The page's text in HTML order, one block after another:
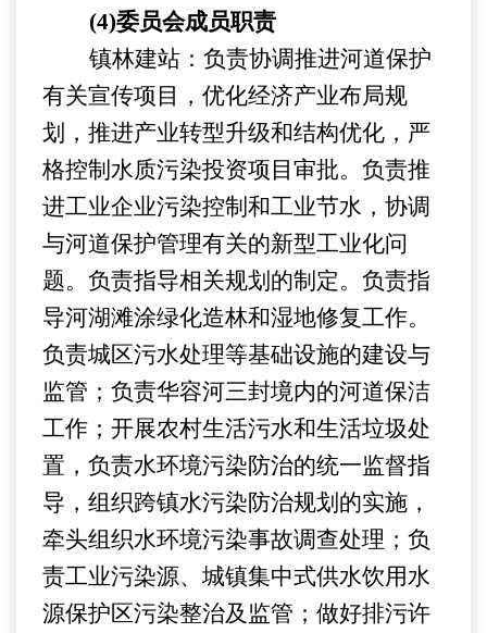
(4)委员会成员职责
镇林建站： 负责协调推进河道保护
有关宣传项目，优化经济产业布局规
划，推进产业转型升级和结构优化，严
格控制水质污染投资项目审批。 负责推
进工业企业污染控制和工业节水，协调
与河道保护管理有关的新型工业化问
题。 负责指导相关规划的制定。负责指
导河湖滩涂绿化造林和湿地修复工作。
负责城区污水处理等基础设施的建设与
监管； 负责华容河三封境内的河道保洁
工作； 开展农村生活污水和生活垃圾处
置，负责水环境污染防治的统一监督指
导，组织跨镇水污染防治规划的实施 ，
牵头组织水环境污染事故调查处理； 负
责工业污染源、城镇集中式供水饮用水
源保护区污染整治及监管；做好排污许